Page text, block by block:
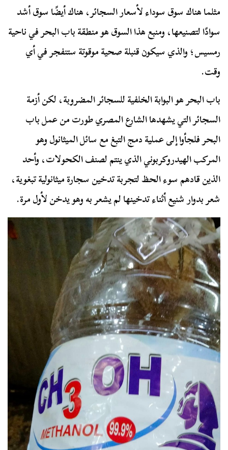
مثلما هناك سوق سوداء لأسعار السجائر، هناك أيضًا سوق أشد
سوادًا لتصنيعها، ومنبع هذا السوق هو منطقة باب البحر في ناحية
رمسيس؛ والذي سيكون قنبلة صحية موقوتة ستنفجر في أي
وقت.
باب البحر هو البوابة الخلفية للسجائر المضروبة، لكن أزمة
السجائر التي يشهدها الشارع المصري طورت من عمل باب
البحر فلجأوا إلى عملية دمج التبغ مع سائل الميثانول وهو
المركب الهيدروكربوني الذي ينتم لصنف الكحولات، وأحد
الذين قادهم سوء الحظ لتجربة تدخين سجارة ميثانولية تبغوية،
شعر بدوار شنيع أثناء تدخينها لم يشعر به وهو يدخن لأول مرة.